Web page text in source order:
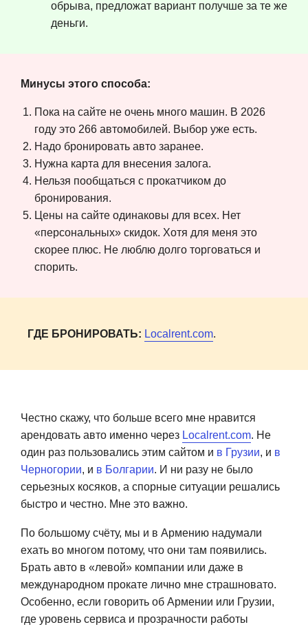
обрыва, предложат вариант получше за те же
деньги.
Минусы этого способа:
Пока на сайте не очень много машин. В 2026
году это 266 автомобилей. Выбор уже есть.
Надо бронировать авто заранее.
Нужна карта для внесения залога.
Нельзя пообщаться с прокатчиком до
бронирования.
Цены на сайте одинаковы для всех. Нет
«персональных» скидок. Хотя для меня это
скорее плюс. Не люблю долго торговаться и
спорить.
ГДЕ БРОНИРОВАТЬ: Localrent.com.
Честно скажу, что больше всего мне нравится
арендовать авто именно через Localrent.com. Не
один раз пользовались этим сайтом и в Грузии, и в
Черногории, и в Болгарии. И ни разу не было
серьезных косяков, а спорные ситуации решались
быстро и честно. Мне это важно.
По большому счёту, мы и в Армению надумали
ехать во многом потому, что они там появились.
Брать авто в «левой» компании или даже в
международном прокате лично мне страшновато.
Особенно, если говорить об Армении или Грузии,
где уровень сервиса и прозрачности работы